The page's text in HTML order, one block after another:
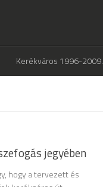
Kerékváros 1996-2009.
jegyében
hogy a tervezett és